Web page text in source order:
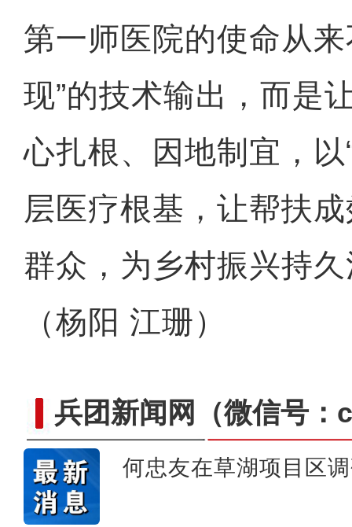
第一师医院的使命从
现”的技术输出，而是
心扎根、因地制宜，以
层医疗根基，让帮扶
群众，为乡村振兴持
（杨阳 江珊）
兵团新闻网 （微信号
何忠友在草湖项目区
新疆4000亩沙漠盐